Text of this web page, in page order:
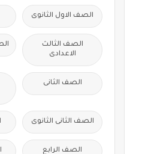
الصف الاول الثانوى
الصف الثالث
الاعدادى
الصف الثانى
الصف الثانى الثانوى
الصف الرابع